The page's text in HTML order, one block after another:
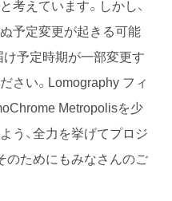
考えています。しかし、
予定変更が起きる可能
け予定時期が一部変更す
さい。Lomography フィ
Metropolisを少
う、全力を挙げてプロジ
のためにもみなさんのご